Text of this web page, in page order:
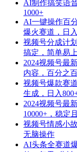
AI制作搞笑语
1000+
AI一键操作百
爆火赛道，日
视频号分成计
搞定，简单易
2024视频号最
内容，百分之
视频号爆款赛
生成，日入
2024视频号最
10000+，稳定
视频号情感小
无脑操作
AI头条全赛道